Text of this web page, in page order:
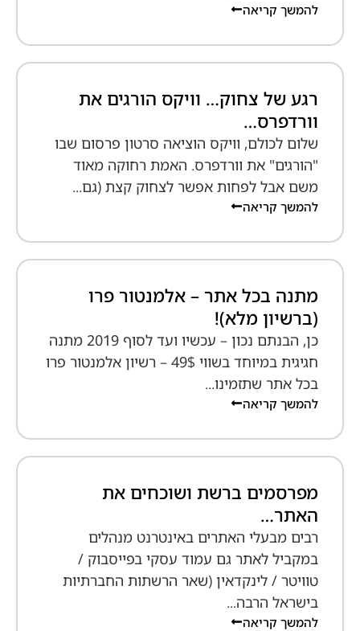
להמשך קריאה
רגע של צחוק… וויקס הורגים את
וורדפרס…
שלום לכולם, וויקס הוציאה סרטון פרסום שבו
"הורגים" את וורדפרס. האמת רחוקה מאוד
משם אבל לפחות אפשר לצחוק קצת (גם...
להמשך קריאה
מתנה בכל אתר – אלמנטור פרו
(ברשיון מלא)!
כן, הבנתם נכון – עכשיו ועד לסוף 2019 מתנה
חגיגית במיוחד בשווי 49$ – רשיון אלמנטור פרו
בכל אתר שתזמינו...
להמשך קריאה
מפרסמים ברשת ושוכחים את
האתר…
רבים מבעלי האתרים באינטרנט מנהלים
במקביל לאתר גם עמוד עסקי בפייסבוק /
טוויטר / לינקדאין (שאר הרשתות החברתיות
בישראל הרבה...
להמשך קריאה